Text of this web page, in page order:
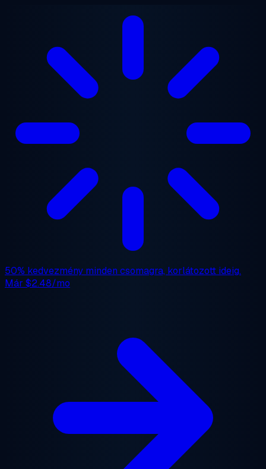
50% kedvezmény minden csomagra, korlátozott ideig.
Már $2.48/mo